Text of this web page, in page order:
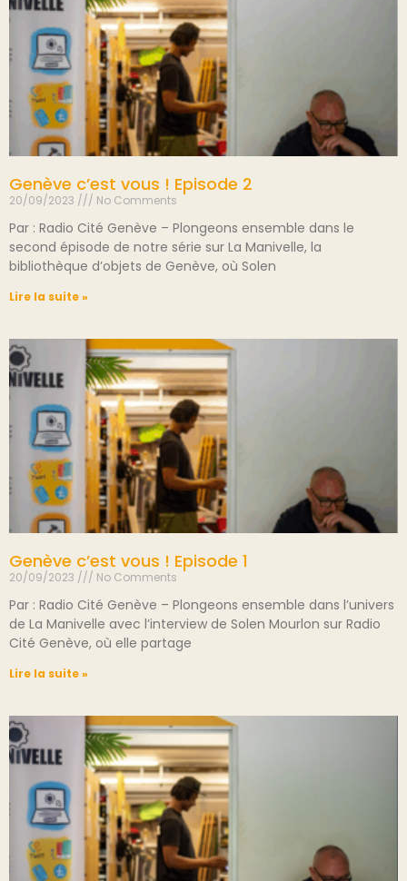
Genève c’est vous ! Episode 2
20/09/2023 No Comments
Par : Radio Cité Genève – Plongeons ensemble dans le
second épisode de notre série sur La Manivelle, la
bibliothèque d’objets de Genève, où Solen
Lire la suite »
Genève c’est vous ! Episode 1
20/09/2023 No Comments
Par : Radio Cité Genève – Plongeons ensemble dans l’univers
de La Manivelle avec l’interview de Solen Mourlon sur Radio
Cité Genève, où elle partage
Lire la suite »